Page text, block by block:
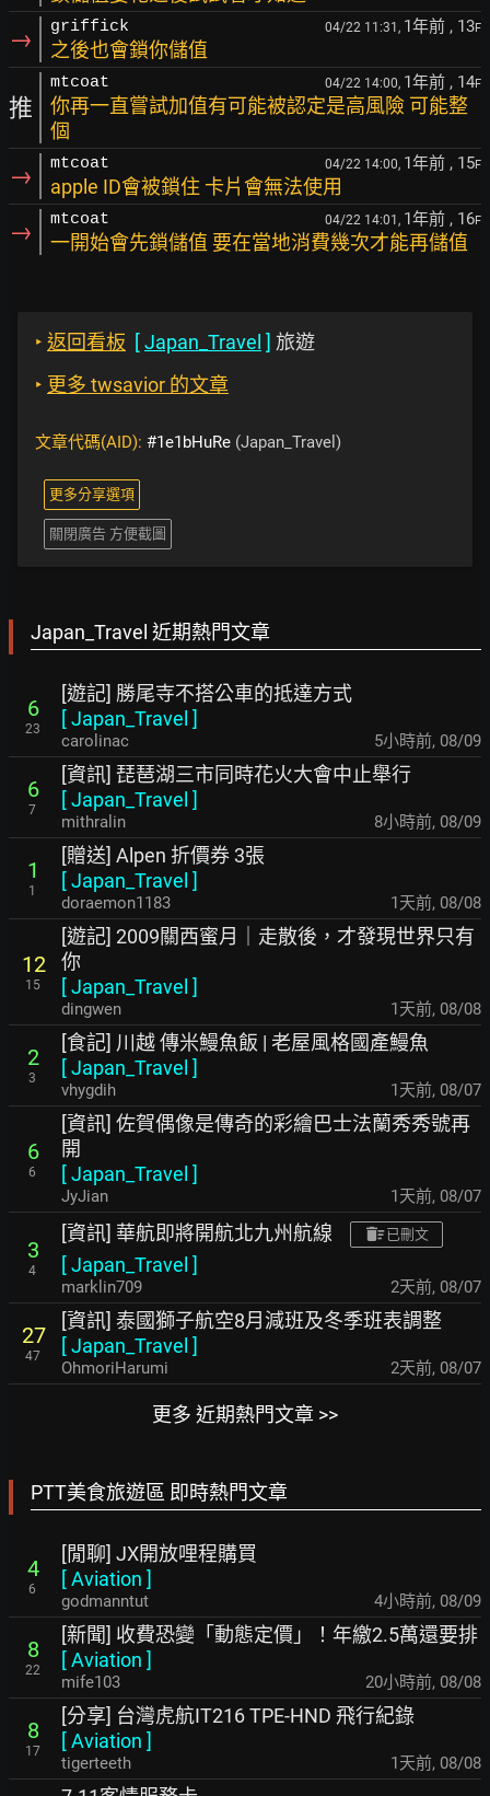
→ griffick 04/22 11:31, 1年前 , 13F
之後也會鎖你儲值
推
mtcoat 04/22 14:00, 1年前 , 14F
你再一直嘗試加值有可能被認定是高風險 可能整
個
→ mtcoat 04/22 14:00, 1年前 , 15F
apple ID會被鎖住 卡片會無法使用
→ mtcoat 04/22 14:01, 1年前 , 16F
一開始會先鎖儲值 要在當地消費幾次才能再儲值
‣ 返回看板 [Japan_Travel ] 旅遊
‣ 更多 twsavior 的文章
文章代碼(AID): #1e1bHuRe (Japan_Travel)
更多分享選項
關閉廣告 方便截圖
Japan_Travel 近期熱門文章
6
23
[遊記] 勝尾寺不搭公車的抵達方式
[Japan_Travel ]
carolinac 5小時前, 08/09
6
7
[資訊] 琵琶湖三市同時花火大會中止舉行
[Japan_Travel ]
mithralin 8小時前, 08/09
1
1
[贈送] Alpen 折價券 3張
[Japan_Travel ]
doraemon1183 1天前, 08/08
12
15
[遊記] 2009關西蜜月｜走散後，才發現世界只有
你
[Japan_Travel ]
dingwen 1天前, 08/08
2
3
[食記] 川越 傳米鰻魚飯 | 老屋風格國產鰻魚
[Japan_Travel ]
vhygdih 1天前, 08/07
6
6
[資訊] 佐賀偶像是傳奇的彩繪巴士法蘭秀秀號再
開
[Japan_Travel ]
JyJian 1天前, 08/07
3
4
[資訊] 華航即將開航北九州航線 已刪文
[Japan_Travel ]
marklin709 2天前, 08/07
27
47
[資訊] 泰國獅子航空8月減班及冬季班表調整
[Japan_Travel ]
OhmoriHarumi 2天前, 08/07
更多 近期熱門文章 >>
PTT美食旅遊區 即時熱門文章
4
6
[閒聊] JX開放哩程購買
[Aviation ]
godmanntut 4小時前, 08/09
8
22
[新聞] 收費恐變「動態定價」！年繳2.5萬還要排
[Aviation ]
mife103 20小時前, 08/08
8
17
[分享] 台灣虎航IT216 TPE-HND 飛行紀錄
[Aviation ]
tigerteeth 1天前, 08/08